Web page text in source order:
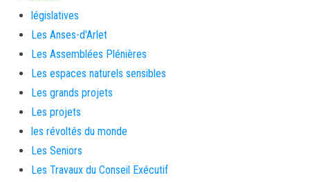
législatives
Les Anses-d'Arlet
Les Assemblées Plénières
Les espaces naturels sensibles
Les grands projets
Les projets
les révoltés du monde
Les Seniors
Les Travaux du Conseil Exécutif